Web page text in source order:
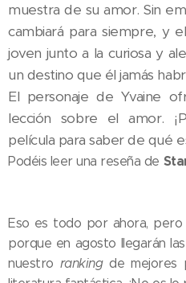
muestra de su amor. Sin
cambiará para siempre, y
joven junto a la curiosa y
un destino que él jamás
El personaje de Yvaine
lección sobre el amor.
película para saber de qué
Podéis leer una reseña de
Eso es todo por ahora,
porque en agosto llegarán
nuestro rankingde mejores